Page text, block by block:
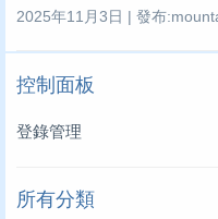
2025年11月3日 | 發布
控制面板
登錄管理
所有分類